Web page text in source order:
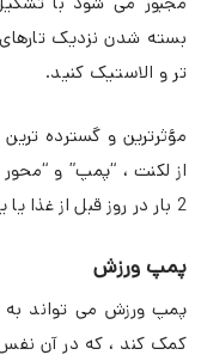
بسته شدن نزدیک
تر و الاستیک کنید.
مؤثرترین و گسترده
از لکنت ، “پمپ” و
2 بار در روز قبل از غذا یا یک ساعت و نیم بعد از غذا انجام شوند.
پمپ ورزش
پمپ ورزش می تواند به
کمک کند ، که در آن نفس